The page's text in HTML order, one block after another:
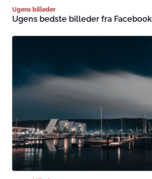
Ugens billeder
Ugens bedste billeder fra